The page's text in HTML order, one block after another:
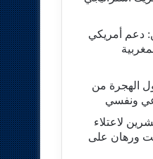
دعم أمريكي
الهجرة من
ونفسي
لاعتلاء
ورهان على